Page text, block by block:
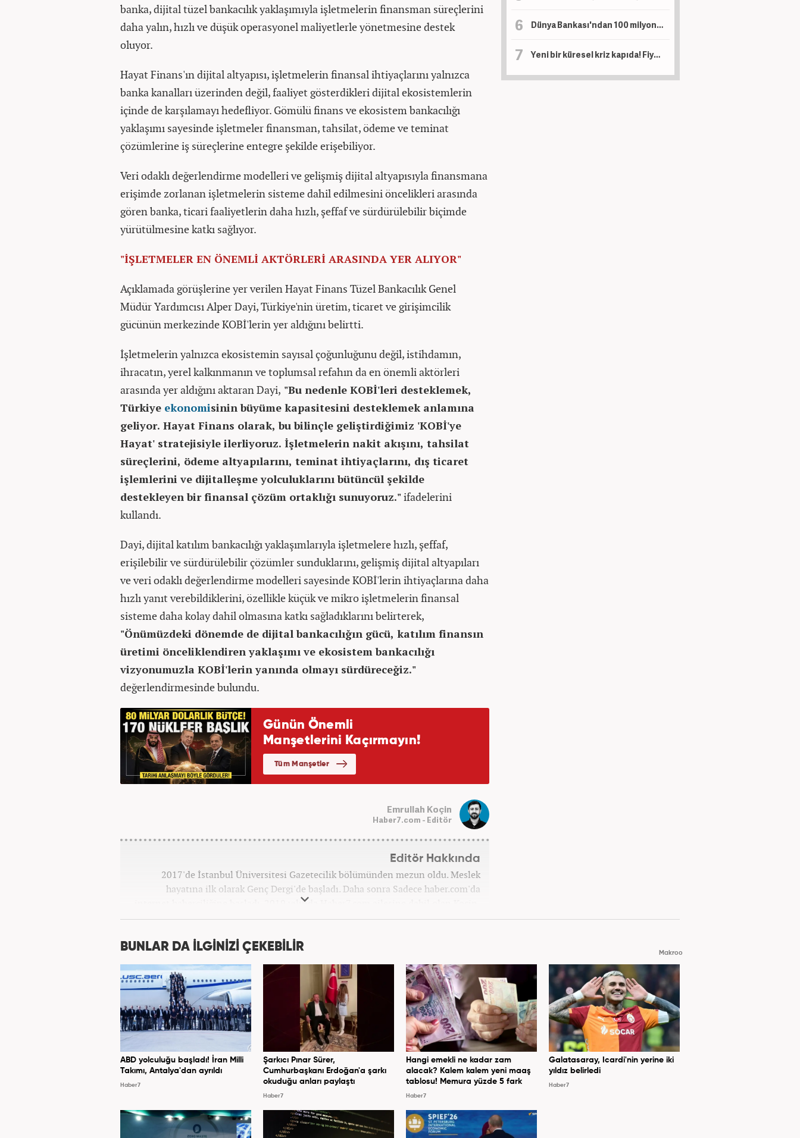
banka, dijital tüzel bankacılık yaklaşımıyla işletmelerin finansman süreçlerini
daha yalın, hızlı ve düşük operasyonel maliyetlerle yönetmesine destek
oluyor.
Hayat Finans'ın dijital altyapısı, işletmelerin finansal ihtiyaçlarını yalnızca
banka kanalları üzerinden değil, faaliyet gösterdikleri dijital ekosistemlerin
içinde de karşılamayı hedefliyor. Gömülü finans ve ekosistem bankacılığı
yaklaşımı sayesinde işletmeler finansman, tahsilat, ödeme ve teminat
çözümlerine iş süreçlerine entegre şekilde erişebiliyor.
Veri odaklı değerlendirme modelleri ve gelişmiş dijital altyapısıyla finansmana
erişimde zorlanan işletmelerin sisteme dahil edilmesini öncelikleri arasında
gören banka, ticari faaliyetlerin daha hızlı, şeffaf ve sürdürülebilir biçimde
yürütülmesine katkı sağlıyor.
"İŞLETMELER EN ÖNEMLİ AKTÖRLERİ ARASINDA YER ALIYOR"
Açıklamada görüşlerine yer verilen Hayat Finans Tüzel Bankacılık Genel
Müdür Yardımcısı Alper Dayi, Türkiye'nin üretim, ticaret ve girişimcilik
gücünün merkezinde KOBİ'lerin yer aldığını belirtti.
İşletmelerin yalnızca ekosistemin sayısal çoğunluğunu değil, istihdamın,
ihracatın, yerel kalkınmanın ve toplumsal refahın da en önemli aktörleri
arasında yer aldığını aktaran Dayi, "Bu nedenle KOBİ'leri desteklemek,
Türkiye ekonomisinin büyüme kapasitesini desteklemek anlamına
geliyor. Hayat Finans olarak, bu bilinçle geliştirdiğimiz 'KOBİ'ye
Hayat' stratejisiyle ilerliyoruz. İşletmelerin nakit akışını, tahsilat
süreçlerini, ödeme altyapılarını, teminat ihtiyaçlarını, dış ticaret
işlemlerini ve dijitalleşme yolculuklarını bütüncül şekilde
destekleyen bir finansal çözüm ortaklığı sunuyoruz."ifadelerini
kullandı.
Dayi, dijital katılım bankacılığı yaklaşımlarıyla işletmelere hızlı, şeffaf,
erişilebilir ve sürdürülebilir çözümler sunduklarını, gelişmiş dijital altyapıları
ve veri odaklı değerlendirme modelleri sayesinde KOBİ'lerin ihtiyaçlarına daha
hızlı yanıt verebildiklerini, özellikle küçük ve mikro işletmelerin finansal
sisteme daha kolay dahil olmasına katkı sağladıklarını belirterek,
"Önümüzdeki dönemde de dijital bankacılığın gücü, katılım finansın
üretimi önceliklendiren yaklaşımı ve ekosistem bankacılığı
vizyonumuzla KOBİ'lerin yanında olmayı sürdüreceğiz."
değerlendirmesinde bulundu.
Emrullah Koçin
Haber7.com - Editör
Editör Hakkında
2017'de İstanbul Üniversitesi Gazetecilik bölümünden mezun oldu. Meslek
hayatına ilk olarak Genç Dergi'de başladı. Daha sonra Sadece haber.com'da
internet haberciliğine başladı. 2019 yılında Haber7.com ailesine dahil olan Koçin,
''Ekonomi ve Otomobil Editörü'' olarak meslek hayatına devam etmektedir.
Dünya Bankası'ndan 100 milyon dolarlık hibe! Artık eskisi gibi olmayacak
Yeni bir küresel kriz kapıda! Fiyatlar yüzde 40 arttı: Kış sezonunda patlama yapabilir...
BUNLAR DA İLGİNİZİ ÇEKEBİLİR Makroo
ABD yolculuğu başladı! İran Milli
Takımı, Antalya'dan ayrıldı
Haber7
Şarkıcı Pınar Sürer,
Cumhurbaşkanı Erdoğan'a şarkı
okuduğu anları paylaştı
Haber7
Hangi emekli ne kadar zam
alacak? Kalem kalem yeni maaş
tablosu! Memura yüzde 5 fark
Haber7
Galatasaray, Icardi'nin yerine iki
yıldız belirledi
Haber7